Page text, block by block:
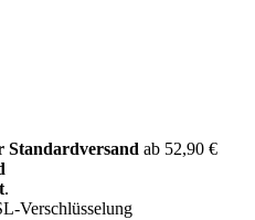
Standardversand ab 52,90 €
.
Verschlüsselung